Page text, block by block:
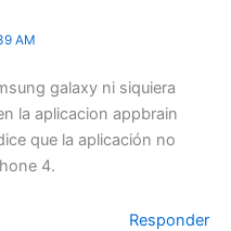
AM
galaxy ni siquiera
la aplicacion appbrain
que la aplicación no
4.
Responder